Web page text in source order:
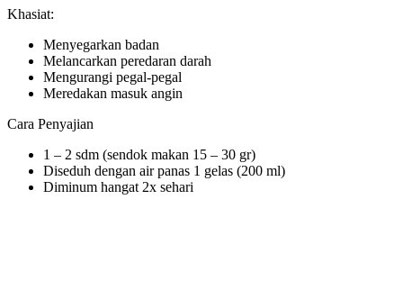
Khasiat:
Menyegarkan badan
Melancarkan peredaran darah
Mengurangi pegal-pegal
Meredakan masuk angin
Cara Penyajian
1 – 2 sdm (sendok makan 15 – 30 gr)
Diseduh dengan air panas 1 gelas (200 ml)
Diminum hangat 2x sehari